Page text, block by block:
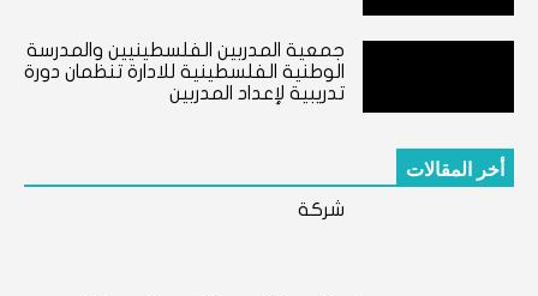
جمعية المدربين الفلسطينيين والمدرسة
الوطنية الفلسطينية للادارة تنظمان دورة
تدريبية لإعداد المدربين
أخر المقالات
شركة